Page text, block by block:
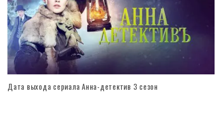
Дата выхода сериала Анна-детектив 3 сезон